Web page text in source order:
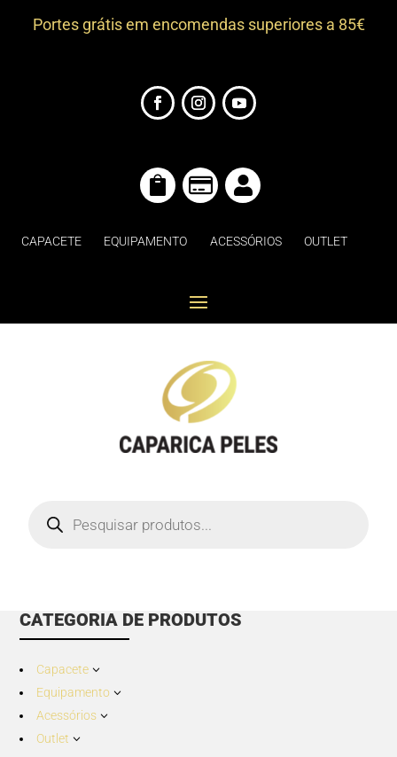
Portes grátis em encomendas superiores a 85€
  
CAPACETE EQUIPAMENTO ACESSÓRIOS OUTLET
search
CATEGORIA DE PRODUTOS
Capacete 3
Equipamento 3
Acessórios 3
Outlet 3